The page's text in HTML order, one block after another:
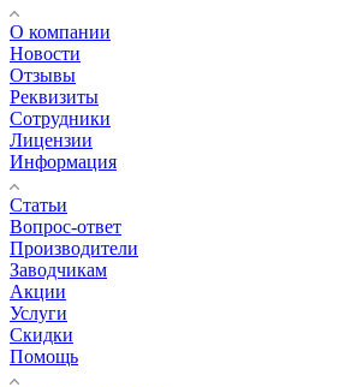
О компании
Новости
Отзывы
Реквизиты
Сотрудники
Лицензии
Информация
Статьи
Вопрос-ответ
Производители
Заводчикам
Акции
Услуги
Скидки
Помощь